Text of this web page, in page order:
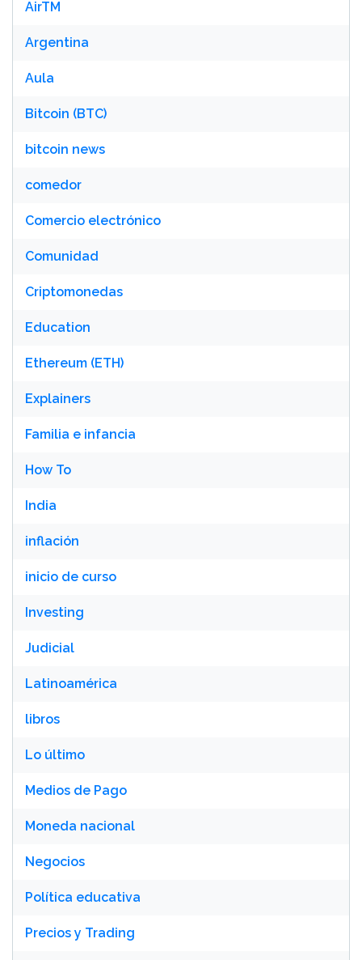
AirTM
Argentina
Aula
Bitcoin (BTC)
bitcoin news
comedor
Comercio electrónico
Comunidad
Criptomonedas
Education
Ethereum (ETH)
Explainers
Familia e infancia
How To
India
inflación
inicio de curso
Investing
Judicial
Latinoamérica
libros
Lo último
Medios de Pago
Moneda nacional
Negocios
Política educativa
Precios y Trading